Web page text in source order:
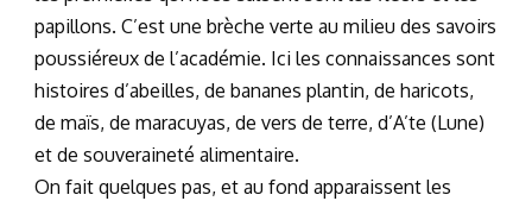
papillons. C’est une brèche verte au milieu des savoirs
poussiéreux de l’académie. Ici les connaissances sont
histoires d’abeilles, de bananes plantin, de haricots,
de maïs, de maracuyas, de vers de terre, d’A’te (Lune)
et de souveraineté alimentaire.
On fait quelques pas, et au fond apparaissent les